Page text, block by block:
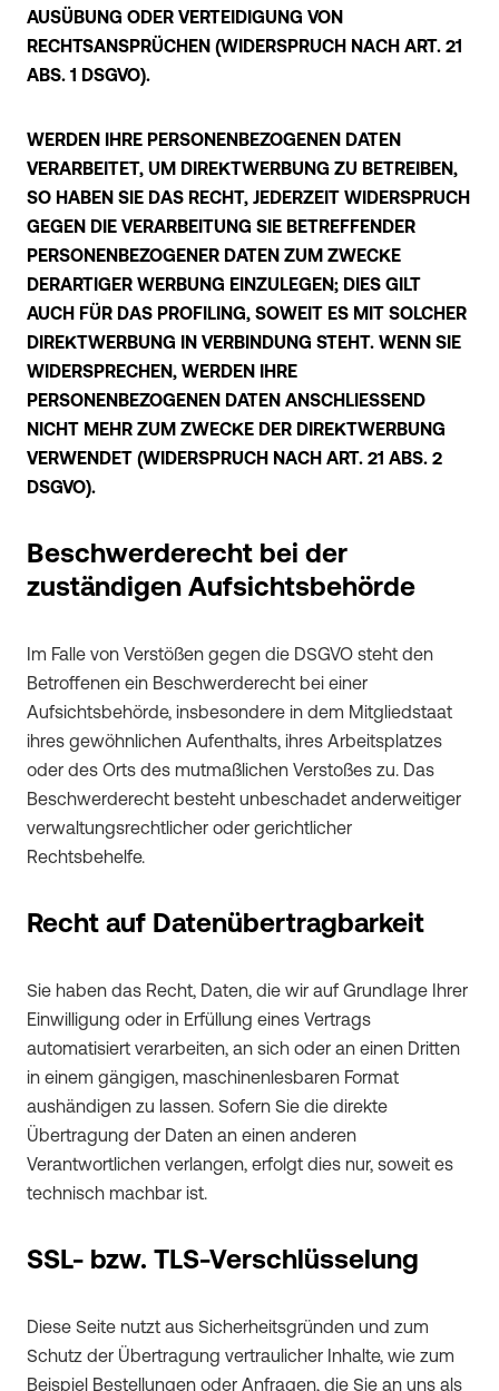
AUSÜBUNG ODER VERTEIDIGUNG VON
RECHTSANSPRÜCHEN (WIDERSPRUCH NACH ART. 21
ABS. 1 DSGVO).
WERDEN IHRE PERSONENBEZOGENEN DATEN
VERARBEITET, UM DIREKTWERBUNG ZU BETREIBEN,
SO HABEN SIE DAS RECHT, JEDERZEIT WIDERSPRUCH
GEGEN DIE VERARBEITUNG SIE BETREFFENDER
PERSONENBEZOGENER DATEN ZUM ZWECKE
DERARTIGER WERBUNG EINZULEGEN; DIES GILT
AUCH FÜR DAS PROFILING, SOWEIT ES MIT SOLCHER
DIREKTWERBUNG IN VERBINDUNG STEHT. WENN SIE
WIDERSPRECHEN, WERDEN IHRE
PERSONENBEZOGENEN DATEN ANSCHLIESSEND
NICHT MEHR ZUM ZWECKE DER DIREKTWERBUNG
VERWENDET (WIDERSPRUCH NACH ART. 21 ABS. 2
DSGVO).
Beschwerderecht bei der
zuständigen Aufsichtsbehörde
Im Falle von Verstößen gegen die DSGVO steht den
Betroffenen ein Beschwerderecht bei einer
Aufsichtsbehörde, insbesondere in dem Mitgliedstaat
ihres gewöhnlichen Aufenthalts, ihres Arbeitsplatzes
oder des Orts des mutmaßlichen Verstoßes zu. Das
Beschwerderecht besteht unbeschadet anderweitiger
verwaltungsrechtlicher oder gerichtlicher
Rechtsbehelfe.
Recht auf Datenübertragbarkeit
Sie haben das Recht, Daten, die wir auf Grundlage Ihrer
Einwilligung oder in Erfüllung eines Vertrags
automatisiert verarbeiten, an sich oder an einen Dritten
in einem gängigen, maschinenlesbaren Format
aushändigen zu lassen. Sofern Sie die direkte
Übertragung der Daten an einen anderen
Verantwortlichen verlangen, erfolgt dies nur, soweit es
technisch machbar ist.
SSL- bzw. TLS-Verschlüsselung
Diese Seite nutzt aus Sicherheitsgründen und zum
Schutz der Übertragung vertraulicher Inhalte, wie zum
Beispiel Bestellungen oder Anfragen, die Sie an uns als